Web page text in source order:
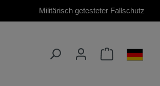
Militärisch getesteter Fallschutz